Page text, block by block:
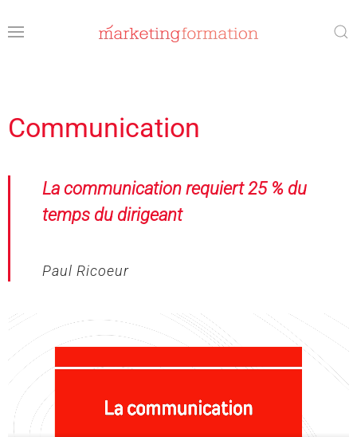
Accéder au contenu principal
Communication
La communication requiert 25 % du
temps du dirigeant
Paul Ricoeur